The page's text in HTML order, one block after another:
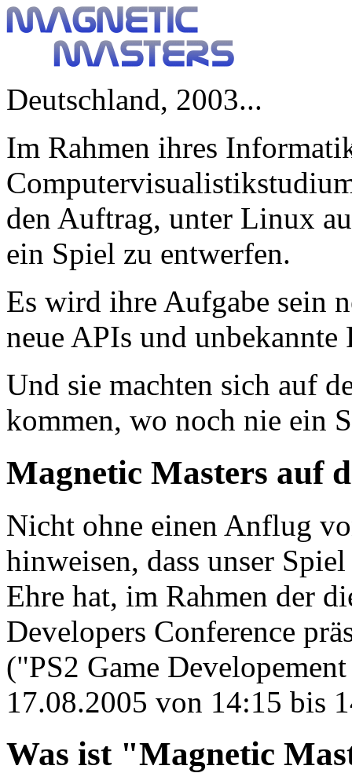
Deutschland, 2003...
Im Rahmen ihres
den Auftrag, unter Linux
ein Spiel zu entwerfen.
Es wird ihre Aufgabe sein
neue APIs und unbekannte
Und sie machten sich auf
kommen, wo noch nie ein
Magnetic Masters auf
Nicht ohne einen Anflug
hinweisen, dass unser
Ehre hat, im Rahmen der
Developers Conference
("PS2 Game
17.08.2005 von 14:15 bis
Was ist "Magnetic